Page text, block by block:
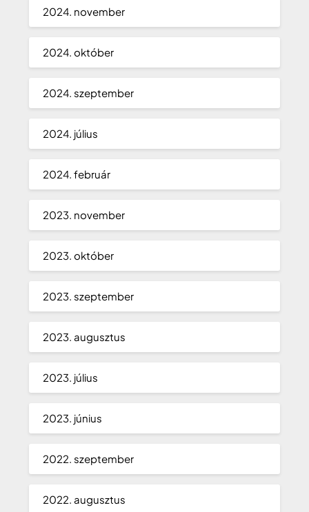
2024. november
2024. október
2024. szeptember
2024. július
2024. február
2023. november
2023. október
2023. szeptember
2023. augusztus
2023. július
2023. június
2022. szeptember
2022. augusztus